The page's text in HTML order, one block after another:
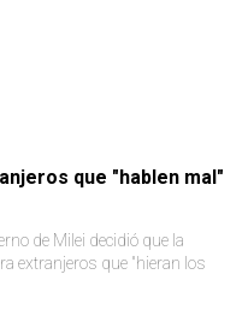
que "hablen mal"
de Milei decidió que la
extranjeros que "hieran los